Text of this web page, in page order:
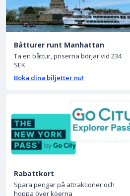
Båtturer runt Manhattan
Ta en båttur, priserna börjar vid 234
SEK
Boka dina biljetter nu!
Rabattkort
Spara pengar på attraktioner och
hoppa över köerna